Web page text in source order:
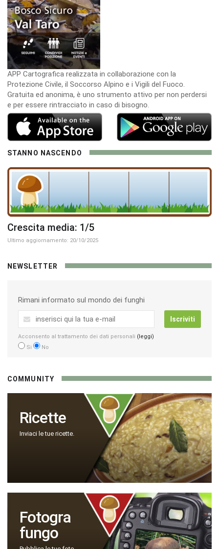
APP Cartografica realizzata in collaborazione con la
Protezione Civile, il Soccorso Alpino e i Vigili del Fuoco.
Gratuita ed anonima, è uno strumento attivo per non perdersi
e per essere rintracciato in caso di bisogno.
STANNO NASCENDO
Crescita media: 1/5
Ultimo aggiornamento: 20/10/2025
NEWSLETTER
Rimani informato sul mondo dei funghi
Iscriviti
Acconsento al trattamento dei dati personali (leggi)
Si
No
COMMUNITY
Ricette
Inviaci le tue ricette.
Fotogra
fungo